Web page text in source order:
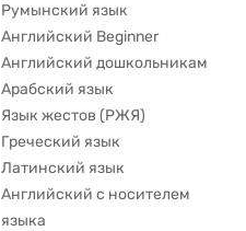
Румынский язык
Английский Beginner
Английский дошкольникам
Арабский язык
Язык жестов (РЖЯ)
Греческий язык
Латинский язык
Английский с носителем
языка